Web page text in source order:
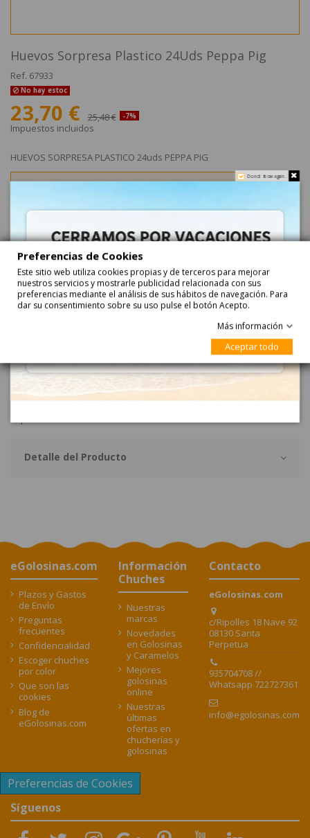
Huevos Sorpresa Plastico 24Uds Peppa Pig
Ref. 67933
No hay estoc
23,70 € 25,48 € -7%
Impuestos incluidos
HUEVOS SORPRESA PLASTICO 24uds PEPPA PIG
HUEVOS SORPRESA PLASTICO son 24 huevos de la Peppa Pig con
Detalle del Producto
eGolosinas.com
Plazos y Gastos
de Envío
Preguntas
frecuentes
Confidencialidad
Escoger chuches
por color
Que son las
cookies
Blog de
eGolosinas.com
Información
Chuches
Nuestras
marcas
Novedades
en Golosinas
y Caramelos
Mejores
golosinas
online
Nuestras
últimas
ofertas en
chucherías y
golosinas
Contacto
eGolosinas.com
c/Ripolles 18 Nave 92
08130 Santa
Perpetua
935704708 //
Whatsapp 722727361
info@egolosinas.com
Preferencias de Cookies
Síguenos
Do not show again.
Preferencias de Cookies
Este sitio web utiliza cookies propias y de terceros para mejorar
nuestros servicios y mostrarle publicidad relacionada con sus
preferencias mediante el análisis de sus hábitos de navegación. Para
dar su consentimiento sobre su uso pulse el botón Acepto.
Más información
Aceptar todo